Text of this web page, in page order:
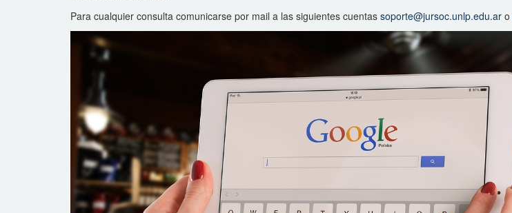
Para cualquier consulta comunicarse por mail a las siguientes cuentas soporte@jursoc.unlp.edu.ar o